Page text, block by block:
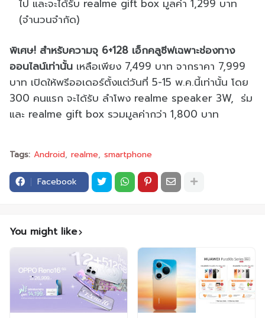
ไป และจะได้รับ realme gift box มูลค่า 1,299 บาท
(จำนวนจำกัด)
พิเศษ! สำหรับความจุ 6+128 เอ็กคลูซีฟเฉพาะช่องทาง
ออนไลน์เท่านั้น เหลือเพียง 7,499 บาท จากราคา 7,999
บาท เปิดให้พรีออเดอร์ตั้งแต่วันที่ 5-15 พ.ค.นี้เท่านั้น โดย
300 คนแรก จะได้รับ ลำโพง realme speaker 3W, ร่ม
และ realme gift box รวมมูลค่ากว่า 1,800 บาท
Tags: Android realme smartphone
Facebook
You might like